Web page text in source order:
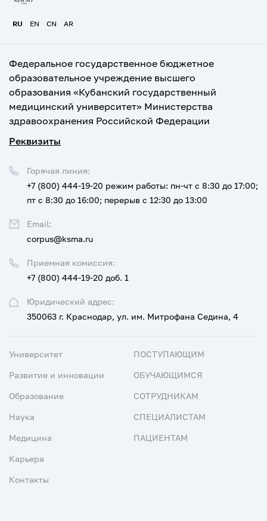
RU EN CN AR
Федеральное государственное бюджетное
образовательное учреждение высшего
образования «Кубанский государственный
медицинский университет» Министерства
здравоохранения Российской Федерации
Реквизиты
Юридический адрес:
350063 г. Краснодар, ул. им. Митрофана Седина, 4
Приемная комиссия:
+7 (800) 444-19-20 доб. 1
Горячая линия:
+7 (800) 444-19-20 режим работы: пн-чт с 8:30 до 17:00;
пт с 8:30 до 16:00; перерыв с 12:30 до 13:00
Email:
corpus@ksma.ru
Университет
Развитие и инновации
Образование
Наука
Медицина
Карьера
Контакты
ПОСТУПАЮЩИМ
ОБУЧАЮЩИМСЯ
СОТРУДНИКАМ
СПЕЦИАЛИСТАМ
ПАЦИЕНТАМ